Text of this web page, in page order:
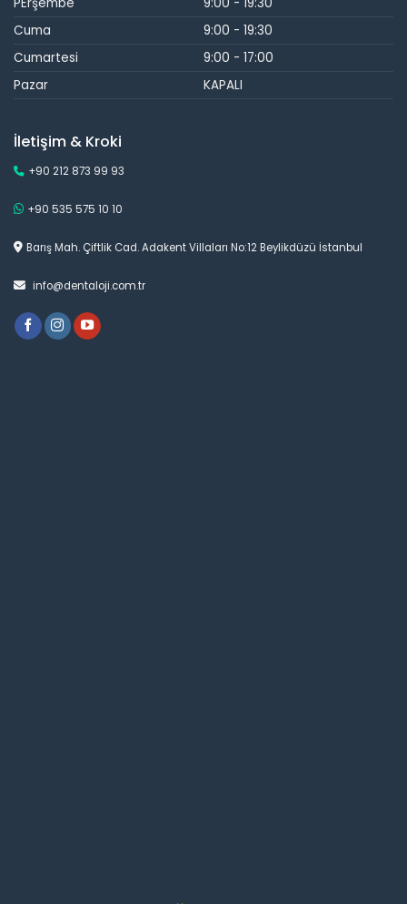
Cuma
9:00 - 19:30
Cumartesi
9:00 - 17:00
Pazar
KAPALI
İletişim & Kroki
+90 212 873 99 93
+90 535 575 10 10
Barış Mah. Çiftlik Cad. Adakent Villaları No:12 Beylikdüzü İstanbul
info@dentaloji.com.tr